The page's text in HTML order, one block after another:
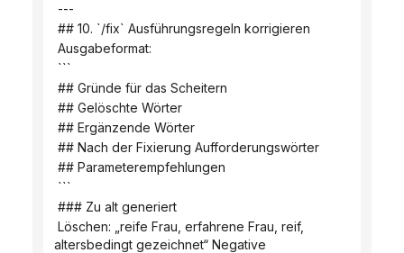
---
## 10. `/fix` Ausführungsregeln korrigieren
Ausgabeformat:
```
## Gründe für das Scheitern
## Gelöschte Wörter
## Ergänzende Wörter
## Nach der Fixierung Aufforderungswörter
## Parameterempfehlungen
```
### Zu alt generiert
altersbedingt gezeichnet“ Negative